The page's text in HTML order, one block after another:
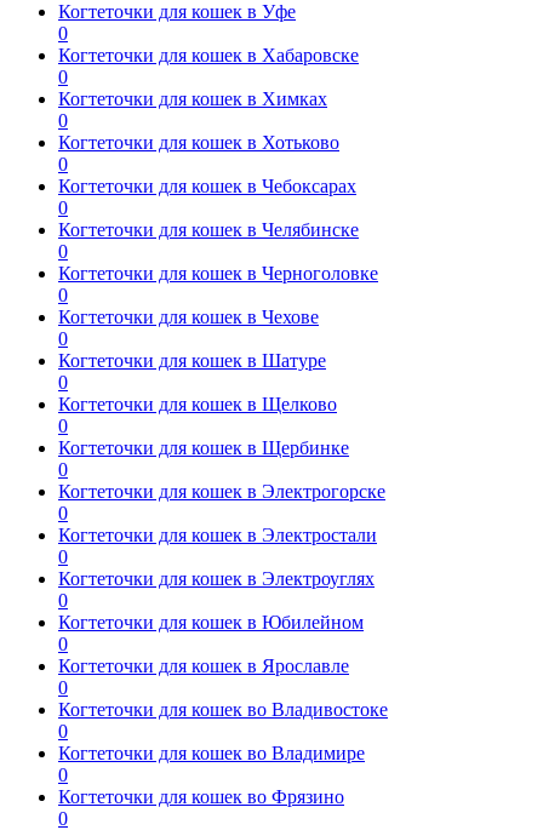
Когтеточки для кошек в Уфе
0
Когтеточки для кошек в Хабаровске
0
Когтеточки для кошек в Химках
0
Когтеточки для кошек в Хотьково
0
Когтеточки для кошек в Чебоксарах
0
Когтеточки для кошек в Челябинске
0
Когтеточки для кошек в Черноголовке
0
Когтеточки для кошек в Чехове
0
Когтеточки для кошек в Шатуре
0
Когтеточки для кошек в Щелково
0
Когтеточки для кошек в Щербинке
0
Когтеточки для кошек в Электрогорске
0
Когтеточки для кошек в Электростали
0
Когтеточки для кошек в Электроуглях
0
Когтеточки для кошек в Юбилейном
0
Когтеточки для кошек в Ярославле
0
Когтеточки для кошек во Владивостоке
0
Когтеточки для кошек во Владимире
0
Когтеточки для кошек во Фрязино
0